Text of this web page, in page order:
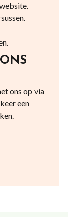
ons op via
een